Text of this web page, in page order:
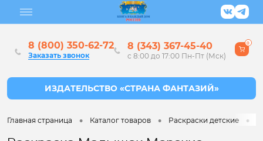
8 (800) 350-62-72
Заказать звонок
8 (343) 367-45-40
с 8:00 до 17:00 Пн-Пт (Мск)
0
Главная страница • Каталог товаров • Раскраски детские •